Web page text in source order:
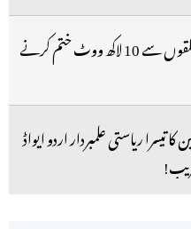
حیدرآباد کے 15 اسمبلی حلقوں سے 10 لاکھ ووٹ ختم کرنے
تیسرا ریاستی علمبردار اردو ایواڈ